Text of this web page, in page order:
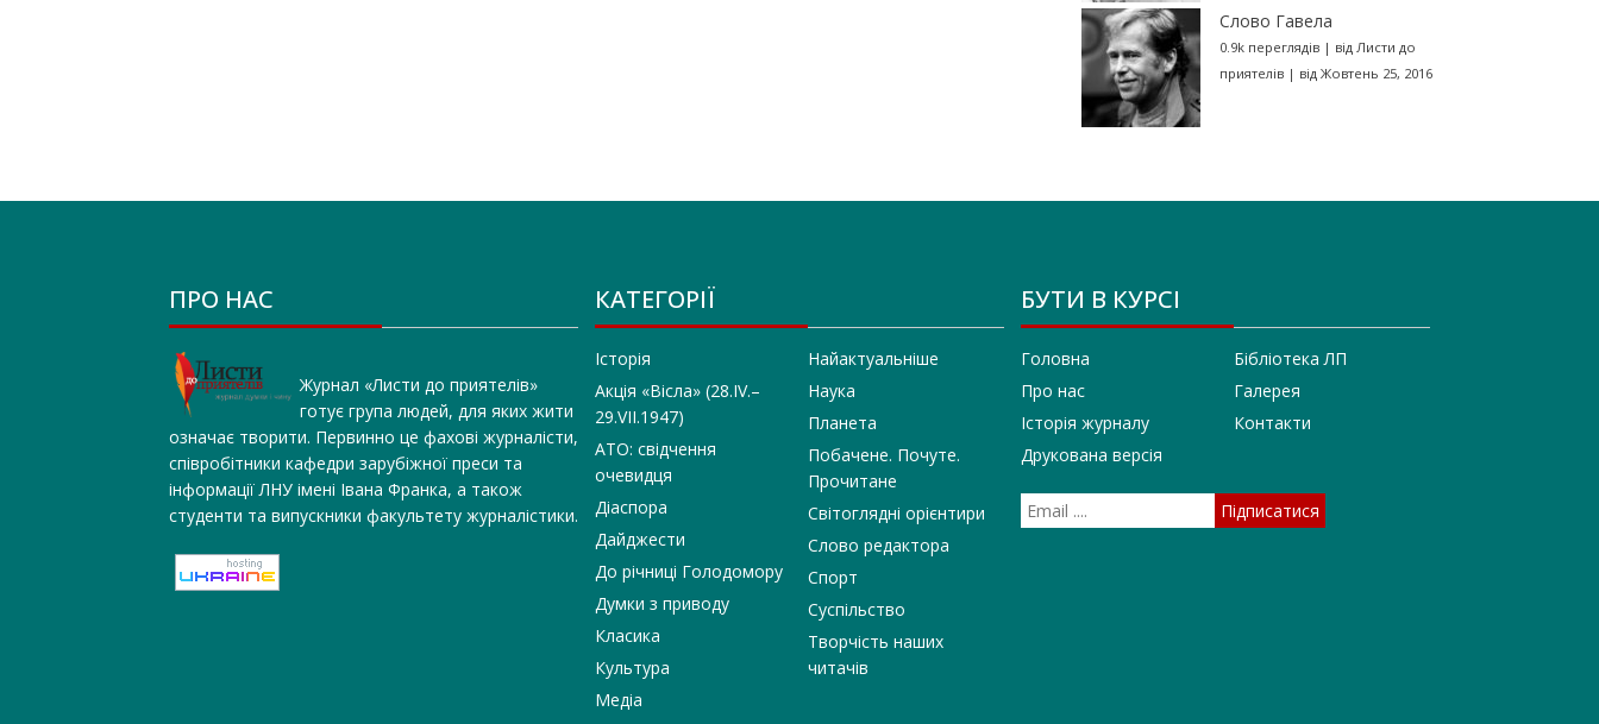
Слово Гавела
0.9k переглядів| від Листи до
приятелів| від Жовтень 25, 2016
ПРО НАС
Журнал «Листи до приятелів»
готує група людей, для яких жити
означає творити. Первинно це фахові журналісти,
співробітники кафедри зарубіжної преси та
інформації ЛНУ імені Івана Франка, а також
студенти та випускники факультету журналістики.
КАТЕГОРІЇ
Історія
Акція «Вісла» (28.IV.–
29.VII.1947)
АТО: свідчення
очевидця
Діаспора
Дайджести
До річниці Голодомору
Думки з приводу
Класика
Культура
Медіа
Найактуальніше
Наука
Планета
Побачене. Почуте.
Прочитане
Світоглядні орієнтири
Слово редактора
Спорт
Суспільство
Творчість наших
читачів
БУТИ В КУРСІ
Головна
Про нас
Історія журналу
Друкована версія
Бібліотека ЛП
Галерея
Контакти